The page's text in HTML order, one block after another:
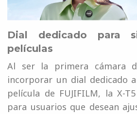
Dial dedicado para
películas
Al ser la primera cámara
incorporar un dial dedicado
película de FUJIFILM, la X-
para usuarios que desean